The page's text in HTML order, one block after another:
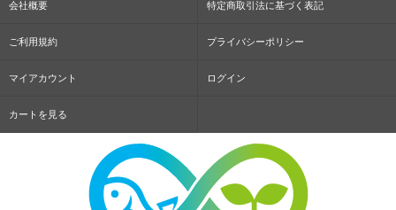
会社概要 特定商取引法に基づく表記
ご利用規約 プライバシーポリシー
マイアカウント ログイン
カートを見る